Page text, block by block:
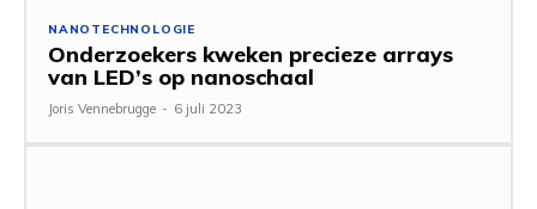
NANOTECHNOLOGIE
Onderzoekers kweken precieze arrays
van LED’s op nanoschaal
Joris Vennebrugge - 6 juli 2023